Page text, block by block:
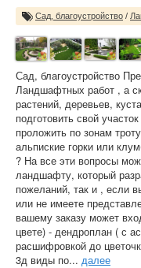
Сад, благоустройство /
Сад, благоустройство
Ландшафтных работ , а
растений, деревьев,
подготовить свой
проложить по зонам
альпиские горки или
? На все эти вопросы
ландшафту, который
пожеланий, так и , если
или не имеете
вашему заказу может
цвете) - дендроплан ( с
расшифровкой до
3д виды по... далее